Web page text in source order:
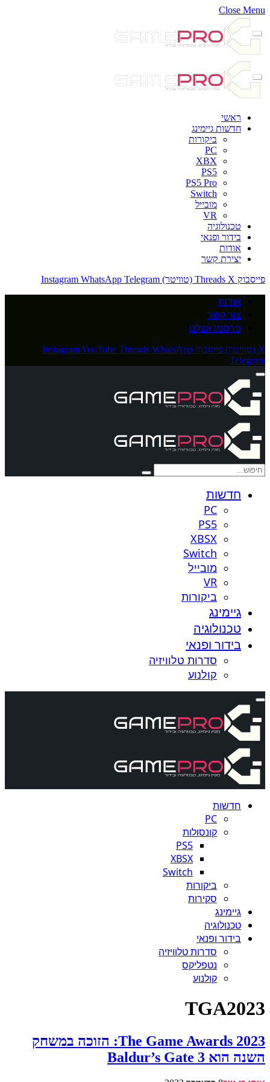
Close Menu
ראשי
חדשות גיימינג
ביקורות
PC
XBX
PS5
PS5 Pro
Switch
מובייל
VR
טכנולוגיה
בידור ופנאי
אודות
יצירת קשר
פייסבוק
Threads X (טוויטר) Instagram WhatsApp Telegram
אודות
צור קשר
פרסמו אצלנו
X (טוויטר) פייסבוק InstagramYouTube Threads WhatsApp
Telegram
חדשות
PC
PS5
XBSX
Switch
מובייל
VR
ביקורות
גיימינג
טכנולוגיה
בידור ופנאי
סדרות טלוויזיה
קולנוע
חדשות
PC
קונסולות
PS5
XBSX
Switch
ביקורות
סקירות
גיימינג
טכנולוגיה
בידור ופנאי
סדרות טלוויזיה
נטפליקס
קולנוע
TGA2023
The Game Awards 2023: הזוכה במשחק
השנה הוא Baldur’s Gate 3